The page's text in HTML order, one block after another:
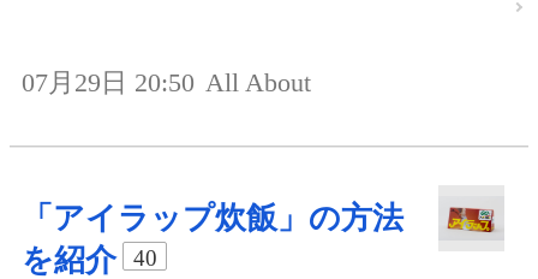
07月29日 20:50 All About
「アイラップ炊飯」の方法
を紹介
40